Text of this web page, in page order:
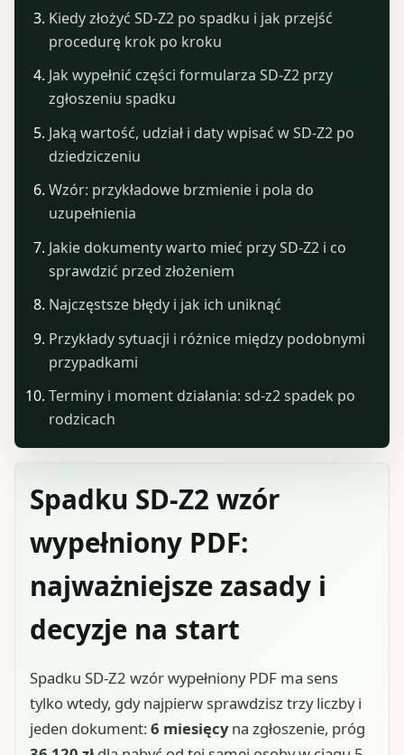
Spadku SD-Z2 wzór
wypełniony PDF:
najważniejsze zasady i
decyzje na start
Spadku SD-Z2 wzór wypełniony PDF ma sens
tylko wtedy, gdy najpierw sprawdzisz trzy liczby i
jeden dokument:6 miesięcyna zgłoszenie, próg
Kiedy złożyć SD-Z2 po spadku i jak przejść
procedurę krok po kroku
Jak wypełnić części formularza SD-Z2 przy
zgłoszeniu spadku
Jaką wartość, udział i daty wpisać w SD-Z2 po
dziedziczeniu
Wzór: przykładowe brzmienie i pola do
uzupełnienia
Jakie dokumenty warto mieć przy SD-Z2 i co
sprawdzić przed złożeniem
Najczęstsze błędy i jak ich uniknąć
Przykłady sytuacji i różnice między podobnymi
przypadkami
Terminy i moment działania: sd-z2 spadek po
rodzicach